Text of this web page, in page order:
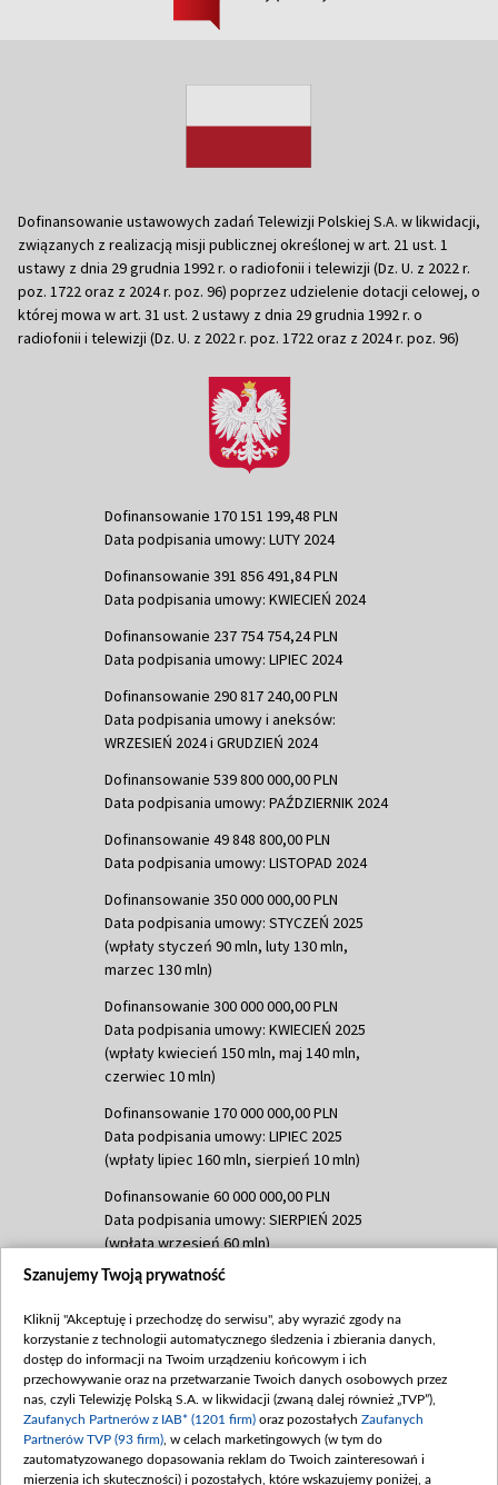
Dofinansowanie ustawowych zadań Telewizji Polskiej S.A. w likwidacji,
związanych z realizacją misji publicznej określonej w art. 21 ust. 1
ustawy z dnia 29 grudnia 1992 r. o radiofonii i telewizji (Dz. U. z 2022 r.
poz. 1722 oraz z 2024 r. poz. 96) poprzez udzielenie dotacji celowej, o
której mowa w art. 31 ust. 2 ustawy z dnia 29 grudnia 1992 r. o
radiofonii i telewizji (Dz. U. z 2022 r. poz. 1722 oraz z 2024 r. poz. 96)
Dofinansowanie 170 151 199,48 PLN
Data podpisania umowy: LUTY 2024
Dofinansowanie 391 856 491,84 PLN
Data podpisania umowy: KWIECIEŃ 2024
Dofinansowanie 237 754 754,24 PLN
Data podpisania umowy: LIPIEC 2024
Dofinansowanie 290 817 240,00 PLN
Data podpisania umowy i aneksów:
WRZESIEŃ 2024 i GRUDZIEŃ 2024
Dofinansowanie 539 800 000,00 PLN
Data podpisania umowy: PAŹDZIERNIK 2024
Dofinansowanie 49 848 800,00 PLN
Data podpisania umowy: LISTOPAD 2024
Dofinansowanie 350 000 000,00 PLN
Data podpisania umowy: STYCZEŃ 2025
(wpłaty styczeń 90 mln, luty 130 mln,
marzec 130 mln)
Dofinansowanie 300 000 000,00 PLN
Data podpisania umowy: KWIECIEŃ 2025
(wpłaty kwiecień 150 mln, maj 140 mln,
czerwiec 10 mln)
Dofinansowanie 170 000 000,00 PLN
Data podpisania umowy: LIPIEC 2025
(wpłaty lipiec 160 mln, sierpień 10 mln)
Dofinansowanie 60 000 000,00 PLN
Data podpisania umowy: SIERPIEŃ 2025
(wpłata wrzesień 60 mln)
Dofinansowanie 635 783 051,21 PLN
(wpłata wrzesień 100 mln, październik 350
mln, listopad 265 mln)
Dofinansowanie 48 862 000,00 PLN
Data podpisania umowy: GRUDZIEŃ 2025
(wpłata grudzień 60,548 mln)
Dofinansowanie 900 000 000,00 PLN
Szanujemy Twoją prywatność
Kliknij "Akceptuję i przechodzę do serwisu", aby wyrazić zgody na
korzystanie z technologii automatycznego śledzenia i zbierania danych,
dostęp do informacji na Twoim urządzeniu końcowym i ich
przechowywanie oraz na przetwarzanie Twoich danych osobowych przez
nas, czyli Telewizję Polską S.A. w likwidacji (zwaną dalej również „TVP”),
Zaufanych Partnerów z IAB* (1201 firm) oraz pozostałych Zaufanych
Partnerów TVP (93 firm) , w celach marketingowych (w tym do
zautomatyzowanego dopasowania reklam do Twoich zainteresowań i
mierzenia ich skuteczności) i pozostałych, które wskazujemy poniżej, a